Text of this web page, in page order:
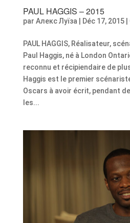
PAUL HAGGIS – 2015
par Алекс Луїза | Déc 17, 2015|
PAUL HAGGIS, Réalisateur,
Paul Haggis, né à London
reconnu et récipiendaire de
Haggis est le premier
Oscars à avoir écrit, pendant
les...